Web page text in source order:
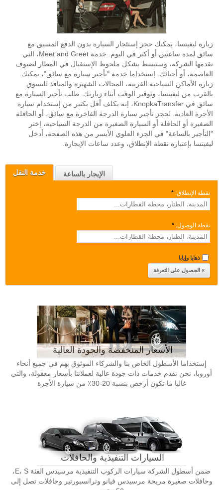
خدمة النقل الإيجار بالساعة
نقطة الإنطلاق: *
نقطة الوصول: *
ذهابا وإيابا
الأسعار المنخفضة والجودة العالية
إستخداما الأسطول الخاص بنا والشركاء الموثوق بهم في جميع أنحاء
أوروبا، نحن نقدم خدمات ذات جودة عالية لعملائنا بأسعار معقولة، والتي
غالبا ما تكون أرخص بنسبة 20-30٪ من سيارة الأجرة
السيارات التنفيذية والحافلات
ضمن أسطول الشركة سيارات الركوب التنفيذية مرسيدس الفئة E، S،
وحافلات صغيرة مريحة مرسيدس فيانو وترانسبورتير وحافلات تصل إلى
زيارة ليفيتسا، يمكنك حجز إستئجار السيارة بدون الدفع المسبق مع
سائق لمدة ساعتين أو أكثر في اليوم. خدمة Meet and Greet، التي
تقدمها الشركة، وستبسط بشكل ملحوظ الإستقبال في المطار لضيوف
العاصمة، أو أحبائك. إستخداما خدمة "تأجير سيارة مع سائق"، يمكنك
زيارة الأماكن السياحية القريبة، المحالات الشهيرة والمنافذ للتسوق
بالقرب من ليفيتسا، وتوفير الوقت أثناء زيارتك. طلب تأجير السيارة مع
سائق في KnopkaTransfer، إنه يكلف أقل بكثير من إستخدام سيارة
الأجرة العادية. لحجز تأجير سيارة الدرجة الفاخرة مع سائق، أو الحافلة
الصغيرة أو الحافلة أو السيارة الصغيرة من الدرجة السياحية، إختر
"التأجير بالساعة" في الجزء العلوي الأيسر من هذه الصفحة، أدخل
ليفيتسا بإعتباره نقطة الإنطلاق، وعدد ساعات الإيجارة.